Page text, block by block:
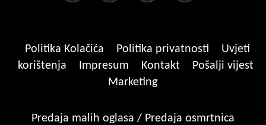
Politika Kolačića Politika privatnosti
Uvjeti
korištenja
Impresum Kontakt
Pošalji vijest
Marketing
Predaja malih oglasa / Predaja osmrtnica